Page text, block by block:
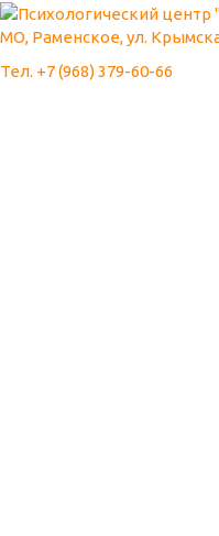
МО, Раменское, ул.
Тел. +7 (968) 379-60-66